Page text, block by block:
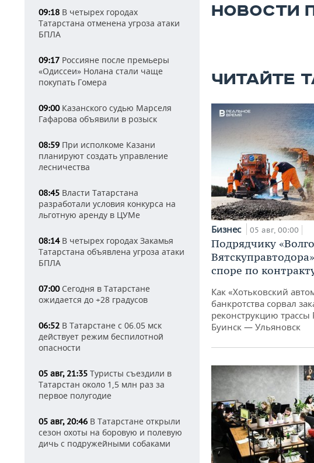
09:18 В четырех городах
Татарстана отменена угроза атаки
БПЛА
09:17 Россияне после премьеры
«Одиссеи» Нолана стали чаще
покупать Гомера
09:00Казанского судью Марселя
Гафарова объявили в розыск
08:59 При исполкоме Казани
планируют создать управление
лесничества
08:45 Власти Татарстана
разработали условия конкурса на
льготную аренду в ЦУМе
08:14В четырех городах Закамья
Татарстана объявлена угроза атаки
БПЛА
07:00Сегодня в Татарстане
ожидается до +28 градусов
06:52 В Татарстане с 06.05 мск
действует режим беспилотной
опасности
05 авг, 21:35 Туристы съездили в
Татарстан около 1,5 млн раз за
первое полугодие
05 авг, 20:46 В Татарстане открыли
сезон охоты на боровую и полевую
дичь с подружейными собаками
НОВОСТИ
ЧИТАЙТЕ
Бизнес 05 авг, 00:00
Подрядчику
споре по
Как «Хотьковский
банкротства сорвал
реконструкцию
Буинск — Ульяновск